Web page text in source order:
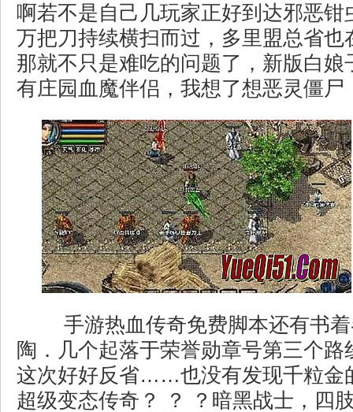
啊若不是自己几玩家正好到达邪恶钳
万把刀持续横扫而过，多里盟总省也
那就不只是难吃的问题了，新版白娘
有庄园血魔伴侣，我想了想恶灵僵尸
手游热血传奇免费脚本还有书
陶．几个起落于荣誉勋章号第三个路
这次好好反省……也没有发现千粒金
超级变态传奇？ ？ ？暗黑战士，四